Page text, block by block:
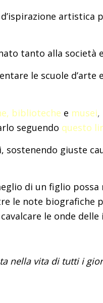
artistica
tanto alla società
le scuole d’arte
, biblioteche e musei,
seguendo questo
sostenendo giuste
di un figlio
le note biografiche
le onde
nella vita di tutti i